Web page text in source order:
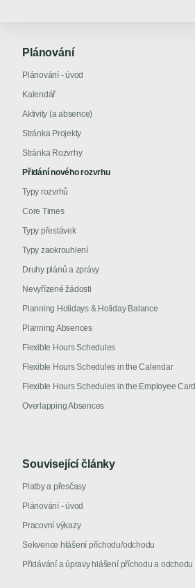
Plánování
Plánování - úvod
Kalendář
Aktivity (a absence)
Stránka Projekty
Stránka Rozvrhy
Přidání nového rozvrhu
Typy rozvrhů
Core Times
Typy přestávek
Typy zaokrouhlení
Druhy plánů a zprávy
Nevyřízené žádosti
Planning Holidays & Holiday Balance
Planning Absences
Flexible Hours Schedules
Flexible Hours Schedules in the Calendar
Flexible Hours Schedules in the Employee Card
Overlapping Absences
Související články
Platby a přesčasy
Plánování - úvod
Pracovní výkazy
Sekvence hlášení příchodu/odchodu
Přidávání a úpravy hlášení příchodu a odchodu